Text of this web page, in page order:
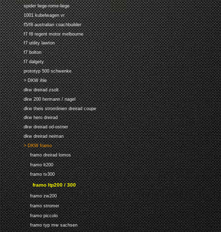
spider liege-rome-liege
1001 kubelwagen vr
f5/f8 australian coachbuilder
f7 f8 regent motor melbourne
f7 utility lawton
f7 bolton
f7 dalgety
prototyp 500 schwenke
> DKW ihle
dkw dreirad zsolt
dkw 200 hermann / nagel
dkw theis stromlinien dreirad coupe
dkw hero dreirad
dkw dreirad od-ostner
dkw dreirad neiman
> DKW framo
framo dreirad lomos
framo lt200
framo tv300
framo ltp200 / 300
framo zw200
framo stromer
framo piccolo
framo typ mw sachsen